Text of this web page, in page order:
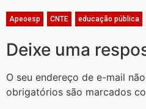
Apeoesp CNTE educação pública
Deixe uma
O seu endereço de e-mail
obrigatórios são marcados